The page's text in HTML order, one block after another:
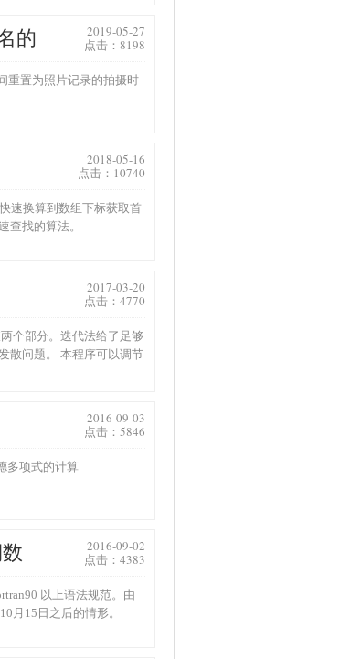
的
2019-05-27
点击：8198
重置为照片记录的拍摄时
2018-05-16
点击：10740
速换算到数组下标获取首
查找的算法。
2017-03-20
点击：4770
个部分。迭代法给了足够
散问题。 本程序可以调节
2016-09-03
点击：5846
多项式的计算
2016-09-02
点击：4383
以上语法规范。由
月15日之后的情形。